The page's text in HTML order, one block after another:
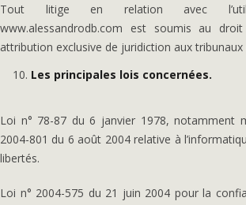
Tout litige en relation avec
www.alessandrodb.com est soumis au
attribution exclusive de juridiction aux
Les principales lois concernées.
Loi n° 78-87 du 6 janvier 1978, notamment
2004-801 du 6 août 2004 relative à
libertés.
Loi n° 2004-575 du 21 juin 2004 pour la